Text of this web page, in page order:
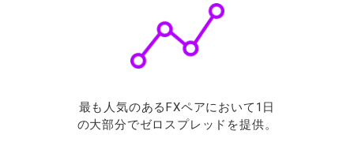
最も人気のあるFXペアにおいて1日
の大部分でゼロスプレッドを提供。